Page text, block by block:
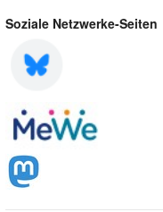
Soziale Netzwerke-Seiten